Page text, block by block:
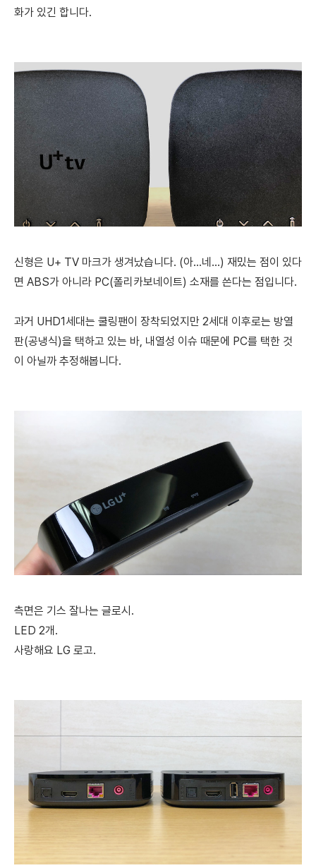
화가 있긴 합니다.
신형은 U+ TV 마크가 생겨났습니다. (아...네...) 재밌는 점이 있다
면 ABS가 아니라 PC(폴리카보네이트) 소재를 쓴다는 점입니다.
과거 UHD1세대는 쿨링팬이 장착되었지만 2세대 이후로는 방열
판(공냉식)을 택하고 있는 바, 내열성 이슈 때문에 PC를 택한 것
이 아닐까 추정해봅니다.
측면은 기스 잘나는 글로시.
LED 2개.
사랑해요 LG 로고.